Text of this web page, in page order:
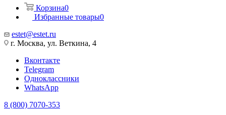
Корзина0
Избранные товары0
estet@estet.ru
г. Москва, ул. Веткина, 4
Вконтакте
Telegram
Одноклассники
WhatsApp
8 (800) 7070-353